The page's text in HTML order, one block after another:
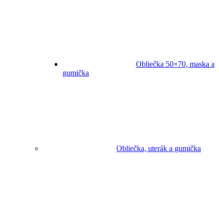
Obliečka 50×70, maska a
gumička
Obliečka, uterák a gumička